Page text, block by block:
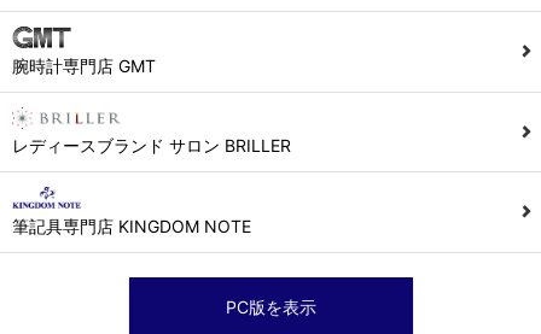
腕時計専門店 GMT
レディースブランド サロン BRILLER
筆記具専門店 KINGDOM NOTE
PC版を表示